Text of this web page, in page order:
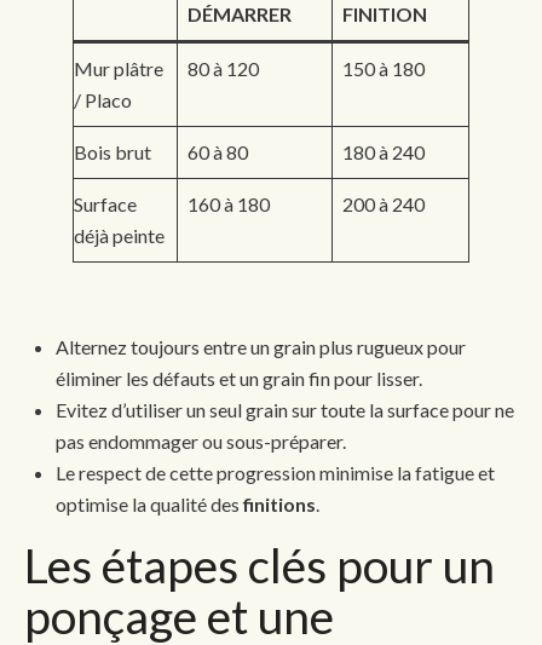
DÉMARRER
FINITION
Mur plâtre
/ Placo
80 à 120 150 à 180
Bois brut 60 à 80 180 à 240
Surface
déjà peinte
160 à 180 200 à 240
Alternez toujours entre un grain plus rugueux pour
éliminer les défauts et un grain fin pour lisser.
Evitez d’utiliser un seul grain sur toute la surface pour ne
pas endommager ou sous-préparer.
Le respect de cette progression minimise la fatigue et
optimise la qualité desfinitions.
Les étapes clés pour un
ponçage et une